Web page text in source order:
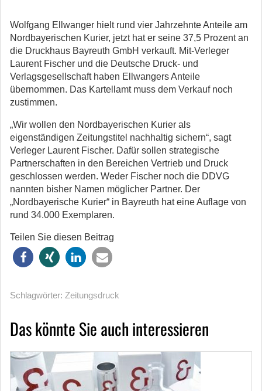
Wolfgang Ellwanger hielt rund vier Jahrzehnte Anteile am
Nordbayerischen Kurier, jetzt hat er seine 37,5 Prozent an
die Druckhaus Bayreuth GmbH verkauft. Mit-Verleger
Laurent Fischer und die Deutsche Druck- und
Verlagsgesellschaft haben Ellwangers Anteile
übernommen. Das Kartellamt muss dem Verkauf noch
zustimmen.
„Wir wollen den Nordbayerischen Kurier als
eigenständigen Zeitungstitel nachhaltig sichern“, sagt
Verleger Laurent Fischer. Dafür sollen strategische
Partnerschaften in den Bereichen Vertrieb und Druck
geschlossen werden. Weder Fischer noch die DDVG
nannten bisher Namen möglicher Partner. Der
„Nordbayerische Kurier“ in Bayreuth hat eine Auflage von
rund 34.000 Exemplaren.
Teilen Sie diesen Beitrag
Schlagwörter: Zeitungsdruck
Das könnte Sie auch interessieren